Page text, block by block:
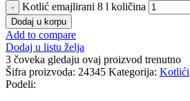
Kotlić emajlirani 8 l količina
Dodaj u korpu
Add to compare
Dodaj u listu želja
3 čoveka gledaju ovaj proizvod trenutno
Šifra proizvoda: 24345 Kategorija: Kotlići
Podeli: